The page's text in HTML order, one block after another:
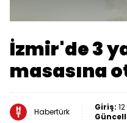
İzmir'de 3
masasına
Habertürk Giriş: